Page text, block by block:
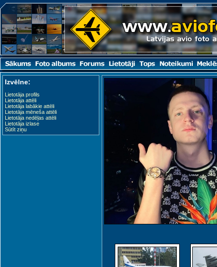
Izvēlne:
Lietotāja profils
Lietotāja attēli
Lietotāja labākie attēli
Lietotāja mēneša attēli
Lietotāja nedēļas attēli
Lietotāja izlase
Sūtīt ziņu